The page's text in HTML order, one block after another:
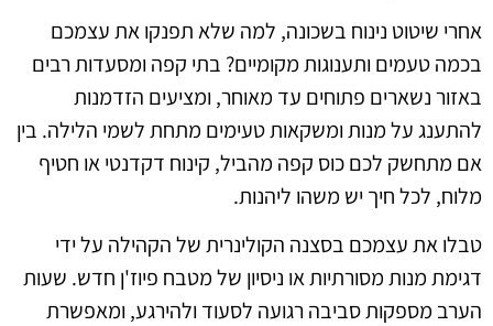
אחרי שיטוט נינוח בשכונה, למה שלא תפנקו את עצמכם
בכמה טעמים ותענוגות מקומיים? בתי קפה ומסעדות רבים
באזור נשארים פתוחים עד מאוחר, ומציעים הזדמנות
להתענג על מנות ומשקאות טעימים מתחת לשמי הלילה. בין
אם מתחשק לכם כוס קפה מהביל, קינוח דקדנטי או חטיף
מלוח, לכל חיך יש משהו ליהנות.
טבלו את עצמכם בסצנה הקולינרית של הקהילה על ידי
דגימת מנות מסורתיות או ניסיון של מטבח פיוז'ן חדש. שעות
הערב מספקות סביבה רגועה לסעוד ולהירגע, ומאפשרת